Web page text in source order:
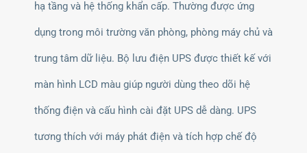
hạ tầng và hệ thống khẩn cấp. Thường được ứng
dụng trong môi trường văn phòng, phòng máy chủ và
trung tâm dữ liệu. Bộ lưu điện UPS được thiết kế với
màn hình LCD màu giúp người dùng theo dõi hệ
thống điện và cấu hình cài đặt UPS dễ dàng. UPS
tương thích với máy phát điện và tích hợp chế độ